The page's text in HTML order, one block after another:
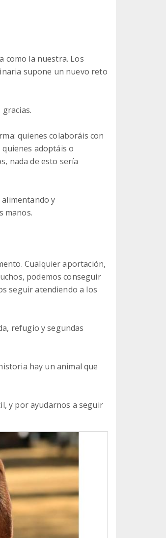
como la nuestra. Los
supone un nuevo reto
quienes colaboráis con
adoptáis o
nada de esto sería
y
manos.
Cualquier aportación,
podemos conseguir
seguir atendiendo a los
refugio y segundas
hay un animal que
y por ayudarnos a seguir